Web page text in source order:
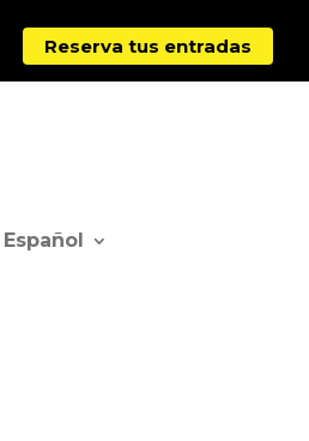
Reserva tus entradas
Español